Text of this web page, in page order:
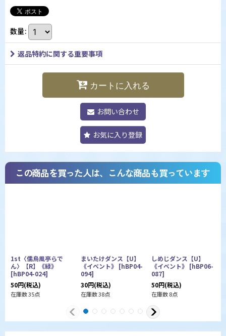
数量:
返品特約に関する重要事項
カートに入れる
お問い合わせ
お気に入り登録
この商品を買った人は、こんな商品も買っています
1st〈儒烏風亭らで
ん〉【R】《緑》
[hBP04-024]
50円(税込)
在庫数 35点
まいたけダンス【U】
《イベント》 [hBP04-
094]
30円(税込)
在庫数 38点
しめじダンス【U】
《イベント》 [hBP06-
087]
50円(税込)
在庫数 8点